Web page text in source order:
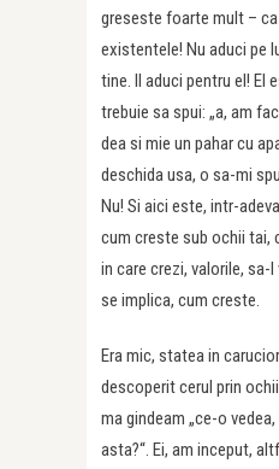
greseste foarte mult –
existentele! Nu aduci pe
tine. Il aduci pentru el! El
trebuie sa spui: „a, am
dea si mie un pahar cu
deschida usa, o sa-mi
Nu! Si aici este, intr-
cum creste sub ochii tai,
in care crezi, valorile, sa-
se implica, cum creste.
Era mic, statea in
descoperit cerul prin
ma gindeam „ce-o vedea,
asta?“. Ei, am inceput,